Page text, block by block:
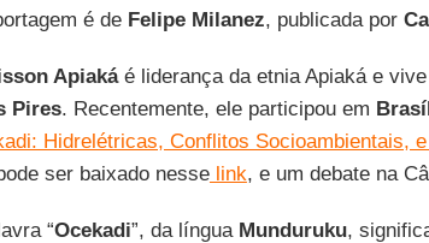
é de Felipe Milanez, publicada por
Apiakáé liderança da etnia Apiaká e
Pires. Recentemente, ele participou em
Hidrelétricas, Conflitos Socioambientais,
ser baixado nesselink, e um debate na
“Ocekadi”, da língua Munduruku,